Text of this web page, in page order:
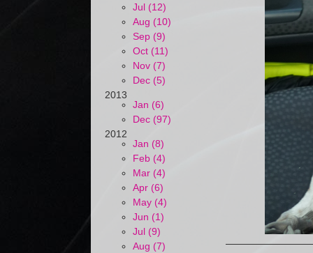
Jul (12)
Aug (10)
Sep (9)
Oct (11)
Nov (7)
Dec (5)
2013
Jan (6)
Dec (97)
2012
Jan (8)
Feb (4)
Mar (4)
Apr (6)
May (4)
Jun (1)
Jul (9)
Aug (7)